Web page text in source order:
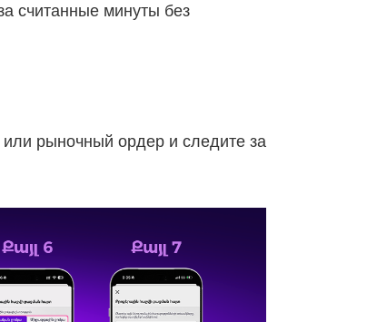
считанные минуты без
рыночный ордер и следите за